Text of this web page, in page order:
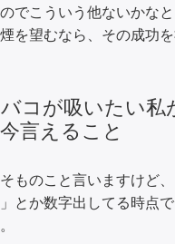
でこういう他ないかなと
を望むなら、その成功を
コが吸いたい私
言えること
ものこと言いますけど
とか数字出してる時点